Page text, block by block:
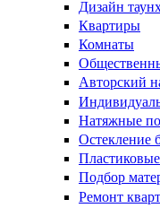
Дизайн
Квартиры
Комнаты
Авторский
Натяжные
Остекление
Подбор
Ремонт